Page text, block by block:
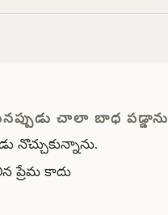
చాలా బాధ పడ్డాను.
నొచ్చుకున్నాను.
ప్రేమ కాదు